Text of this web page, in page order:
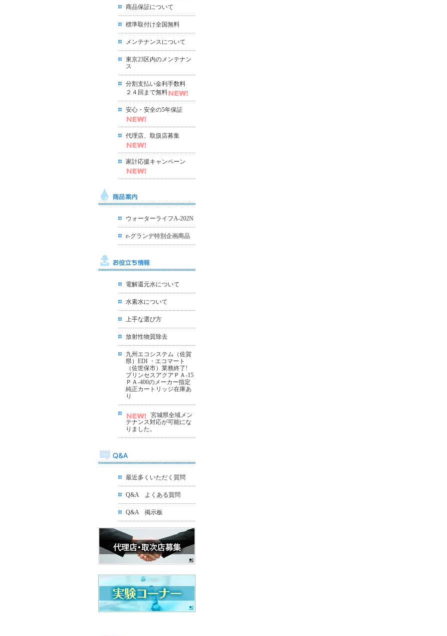
商品保証について
標準取付け全国無料
メンテナンスについて
東京23区内のメンテナン
ス
分割支払い金利手数料
２４回まで無料
安心・安全の5年保証
代理店、取扱店募集
家計応援キャンペーン
ウォーターライフA-202N
e-グランデ特別企画商品
電解還元水について
水素水について
上手な選び方
放射性物質除去
九州エコシステム（佐賀
県）EDI ・エコマート
（佐世保市）業務終了!
プリンセスアクアＰＡ-15
ＰＡ-400のメーカー指定
純正カートリッジ在庫あ
り
宮城県全域メン
テナンス対応が可能にな
りました。
最近多くいただく質問
Q&A よくある質問
Q&A 掲示板